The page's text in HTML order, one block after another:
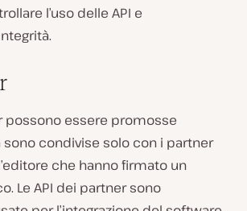
l’uso delle API e
possono essere promosse
condivise solo con i partner
che hanno firmato un
Le API dei partner sono